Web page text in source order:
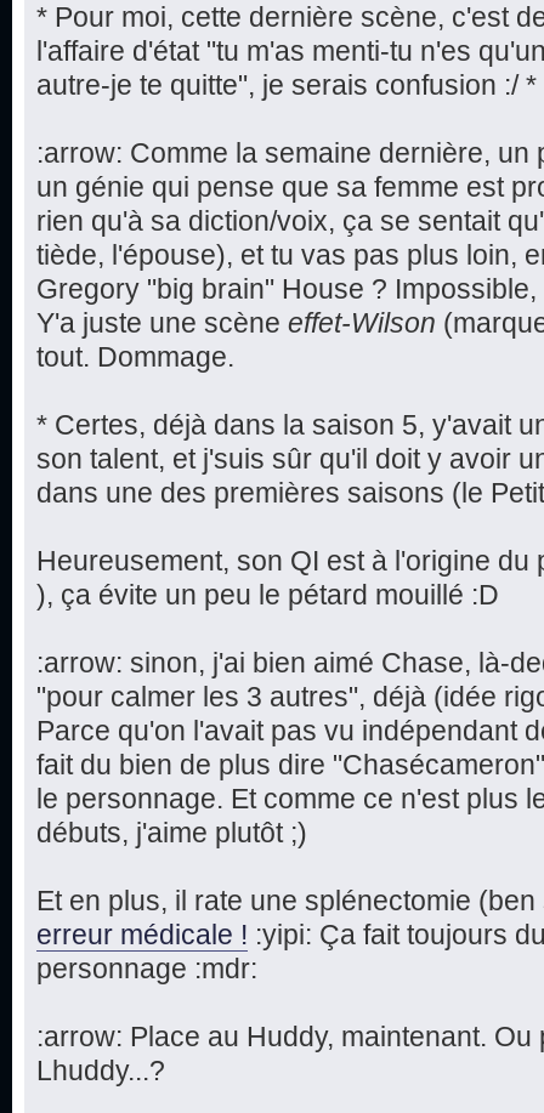
* Pour moi, cette dernière scène, c'est
l'affaire d'état "tu m'as menti-tu n'es
autre-je te quitte", je serais confusion :/ *
:arrow: Comme la semaine dernière, un
un génie qui pense que sa femme est
rien qu'à sa diction/voix, ça se sentait
tiède, l'épouse), et tu vas pas plus loin,
Gregory "big brain" House ?
Y'a juste une scène effet-Wilson
tout. Dommage.
* Certes, déjà dans la saison 5, y'avait
son talent, et j'suis sûr qu'il doit y avoir
dans une des premières saisons (le
Heureusement, son QI est à l'origine
), ça évite un peu le pétard mouillé :D
:arrow: sinon, j'ai bien aimé Chase, là-
"pour calmer les 3 autres", déjà (idée
Parce qu'on l'avait pas vu indépendant
fait du bien de plus dire
le personnage. Et comme ce n'est plus
débuts, j'aime plutôt ;)
Et en plus, il rate une splénectomie
erreur médicale ! :yipi: Ça fait toujours
personnage :mdr:
:arrow: Place au Huddy, maintenant. Ou
Lhuddy...?